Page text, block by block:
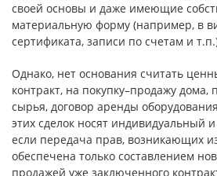
своей основы и даже имеющие
материальную форму (например, в
сертификата, записи по счетам и
Однако, нет основания считать
контракт, на покупку–продажу дома,
сырья, договор аренды
этих сделок носят индивидуальный
если передача прав, возникающих
обеспечена только составлением
продажей уже заключенного